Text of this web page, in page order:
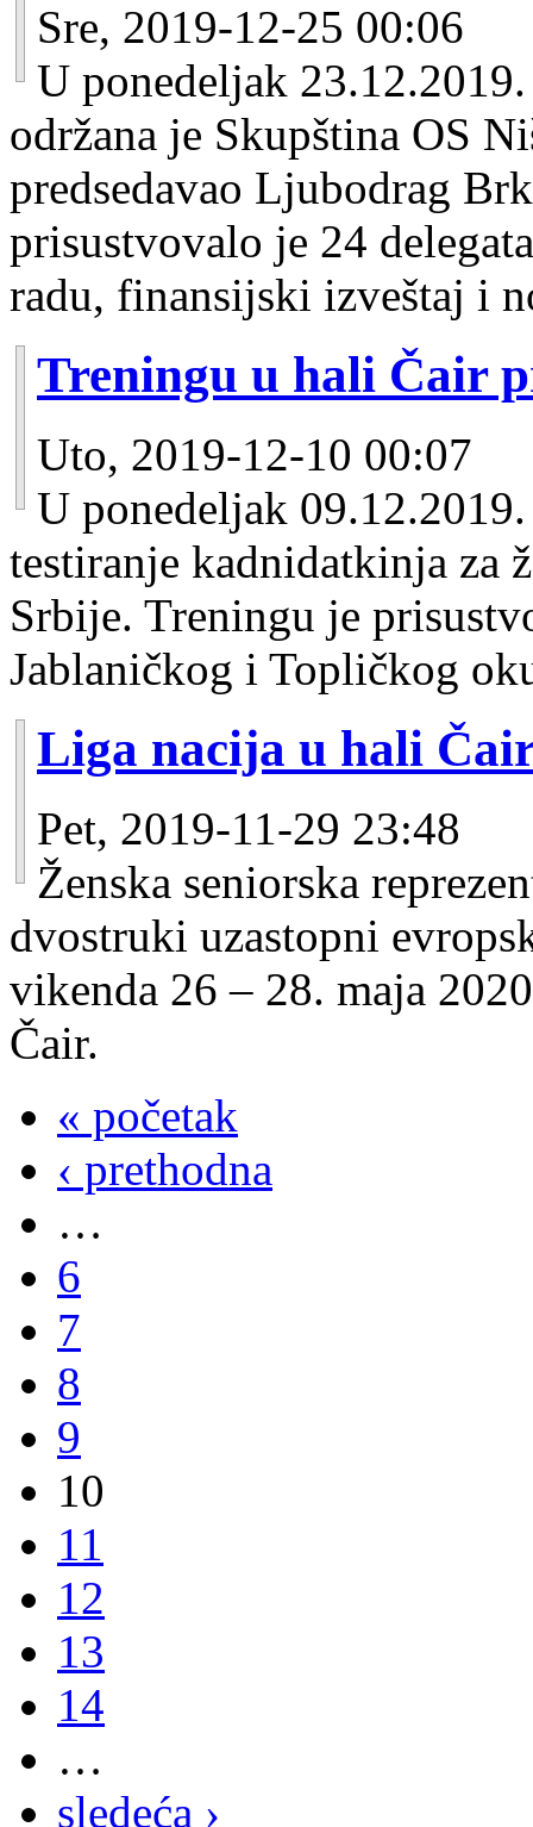
Sre, 2019-12-25 00:06
U ponedeljak
održana je Skupština OS
predsedavao Ljubodrag
prisustvovalo je 24
radu, finansijski izveštaj i
Treningu u hali Čair
Uto, 2019-12-10 00:07
U ponedeljak
testiranje kadnidatkinja za
Srbije. Treningu je
Jablaničkog i Topličkog
Liga nacija u hali
Pet, 2019-11-29 23:48
Ženska seniorska
dvostruki uzastopni
vikenda 26 – 28. maja
Čair.
« početak
‹ prethodna
…
6
7
8
9
10
11
12
13
14
…
sledeća ›